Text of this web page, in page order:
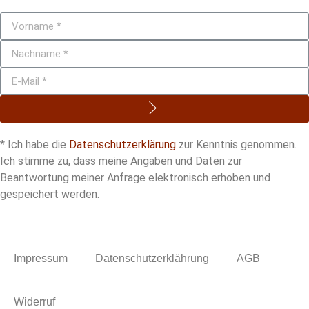
* Ich habe die Datenschutzerklärung zur Kenntnis genommen.
Ich stimme zu, dass meine Angaben und Daten zur
Beantwortung meiner Anfrage elektronisch erhoben und
gespeichert werden.
Impressum Datenschutzerklährung AGB
Widerruf